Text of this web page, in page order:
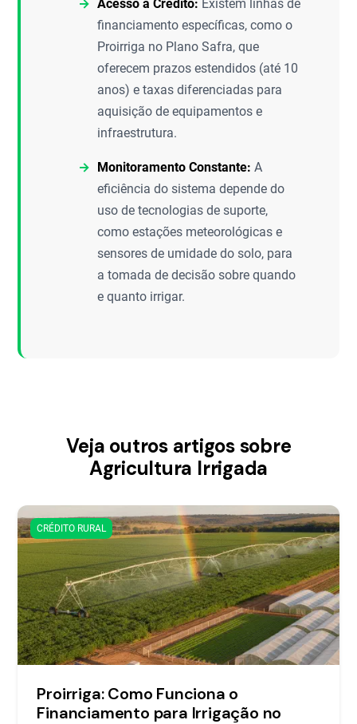
Acesso a Crédito: Existem linhas de
financiamento específicas, como o
Proirriga no Plano Safra, que
oferecem prazos estendidos (até 10
anos) e taxas diferenciadas para
aquisição de equipamentos e
infraestrutura.
Monitoramento Constante: A
eficiência do sistema depende do
uso de tecnologias de suporte,
como estações meteorológicas e
sensores de umidade do solo, para
a tomada de decisão sobre quando
e quanto irrigar.
Veja outros artigos sobre
Agricultura Irrigada
CRÉDITO RURAL
Proirriga: Como Funciona o
Financiamento para Irrigação no